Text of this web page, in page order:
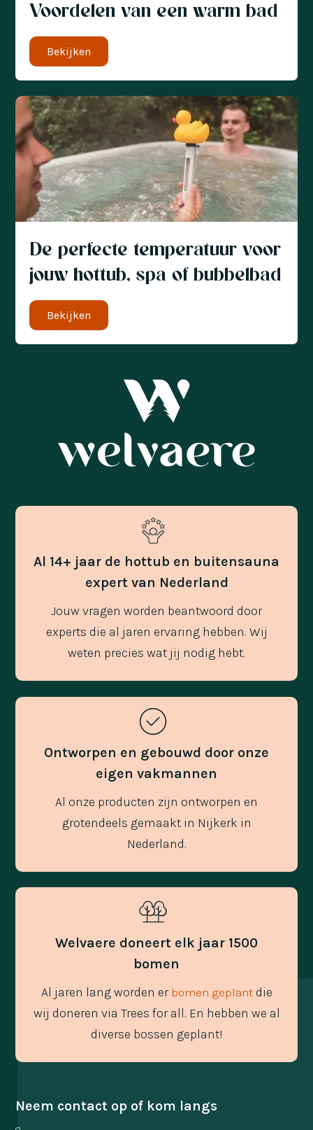
Voordelen van een warm bad
Bekijken
De perfecte temperatuur voor
jouw hottub, spa of bubbelbad
Bekijken
Al 14+ jaar de hottub en buitensauna
expert van Nederland
Jouw vragen worden beantwoord door
experts die al jaren ervaring hebben. Wij
weten precies wat jij nodig hebt.
Ontworpen en gebouwd door onze
eigen vakmannen
Al onze producten zijn ontworpen en
grotendeels gemaakt in Nijkerk in
Nederland.
Welvaere doneert elk jaar 1500
bomen
Al jaren lang worden er bomen geplantdie
wij doneren via Trees for all. En hebben we al
diverse bossen geplant!
Neem contact op of kom langs